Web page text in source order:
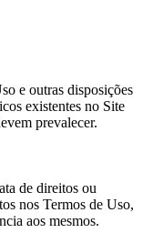
e outras disposições
existentes no Site
prevalecer.
de direitos ou
nos Termos de Uso,
aos mesmos.